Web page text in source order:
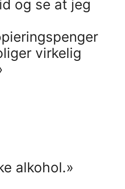
og se at jeg
virkelig
alkohol.»